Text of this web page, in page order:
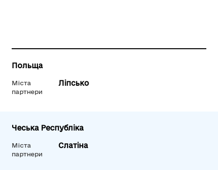
Польща
Міста
партнери
Ліпсько
Чеська Республіка
Міста
партнери
Слатіна